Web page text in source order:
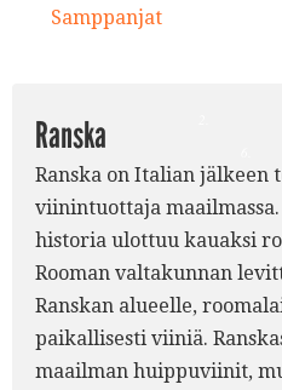
Samppanjat
Ranska
Ranska on Italian jälkeen
viinintuottaja
historia ulottuu kauaksi
Rooman valtakunnan
Ranskan alueelle,
paikallisesti viiniä.
maailman huippuviinit,